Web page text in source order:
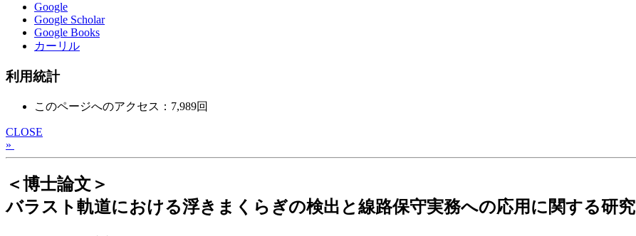
Google
Google Scholar
Google Books
カーリル
利用統計
このページへのアクセス：7,989回
CLOSE
»
＜博士論文＞
バラスト軌道における浮きまくらぎの検出と線路保守実務への応用に関する研究